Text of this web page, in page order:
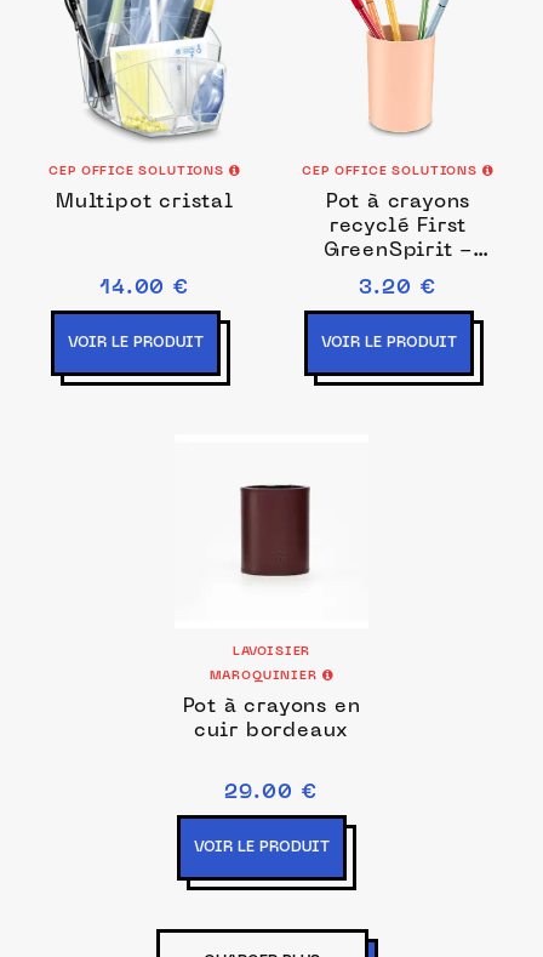
CEP OFFICE SOLUTIONS
Multipot cristal
14.00 €
VOIR LE PRODUIT
CEP OFFICE SOLUTIONS
Pot à crayons
recyclé First
GreenSpirit -
Pêche
3.20 €
VOIR LE PRODUIT
LAVOISIER
MAROQUINIER
Pot à crayons en
cuir bordeaux
29.00 €
VOIR LE PRODUIT